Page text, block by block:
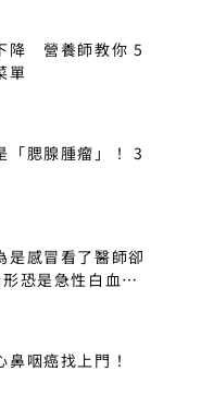
降 營養師教你 5
單
「腮腺腫瘤」！ 3
是感冒看了醫師卻
恐是急性白血
咽癌找上門！